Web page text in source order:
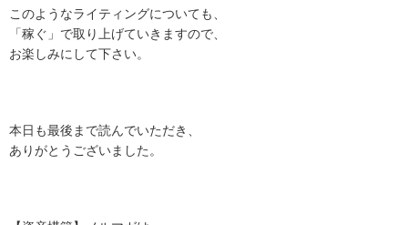
このようなライティングについても、
「稼ぐ」で取り上げていきますので、
お楽しみにして下さい。
本日も最後まで読んでいただき、
ありがとうございました。